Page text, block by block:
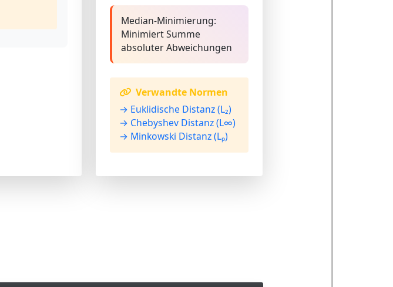
Median-Minimierung:
Minimiert Summe
absoluter Abweichungen
Verwandte Normen
→ Euklidische Distanz (L₂)
→ Chebyshev Distanz (L∞)
→ Minkowski Distanz (Lₚ)